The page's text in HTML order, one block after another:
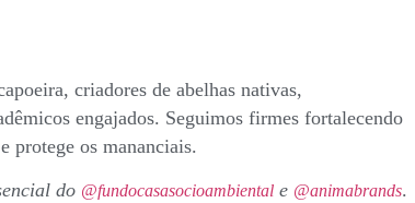
criadores de abelhas nativas,
engajados. Seguimos firmes fortalecendo
protege os mananciais.
do @fundocasasocioambiental e @animabrands.